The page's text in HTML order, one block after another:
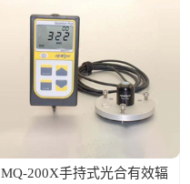
MQ-200X手持式光合有效辐